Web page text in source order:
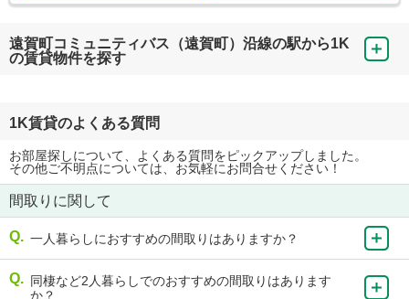
遠賀町コミュニティバス（遠賀町）沿線の駅から1K
の賃貸物件を探す
1K賃貸のよくある質問
お部屋探しについて、よくある質問をピックアップしました。
その他ご不明点については、お気軽にお問合せください！
間取りに関して
一人暮らしにおすすめの間取りはありますか？
同棲など2人暮らしでのおすすめの間取りはあります
か？